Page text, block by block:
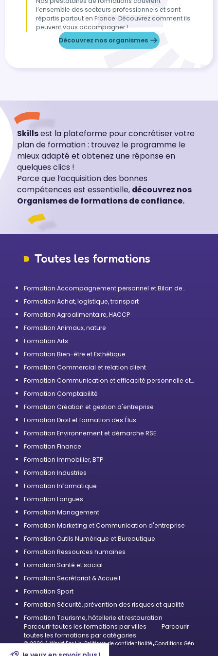
l’ensemble des secteurs professionnels et sont
répartis partout en France. Découvrez comment ils
peuvent vous accompagner !
Découvrez nos organismes
Skillsest la plateforme pour concrétiser votre
plan de formation : trouvez le programme le
mieux adapté et obtenez une réponse en
quelques clics !
Parce que l’acquisition des bonnes
compétences est essentielle, découvrez nos
Organismes de formations de confiance.
Toutes les formations
Formation Accompagnement personnel et Bilan de
Formation Achat, logistique, transport
Formation Agroalimentaire, HACCP
Formation Animaux, nature
Formation Arts
Formation Bien-être et Esthétique
Formation Commercial et relation client
Formation Communication et efficacité personnelle et
Formation Comptabilité
Formation Création et gestion d'entreprise
Formation Droit et formation des Élus
Formation Environnement et démarche RSE
Formation Finance
Formation Immobilier, BTP
Formation Industries
Formation Informatique
Formation Langues
Formation Management
Formation Marketing et Communication d'entreprise
Formation Outils Numérique et Bureautique
Formation Ressources humaines
Formation Santé et social
Formation Secrétariat & Accueil
Formation Sport
Formation Sécurité, prévention des risques et qualité
Formation Tourisme, hôtellerie et restauration
Parcourir toutes les formations par villes
Parcourir
toutes les formations par catégories
© 2026 A World For Us•Politique de confidentialité•Conditions Générales